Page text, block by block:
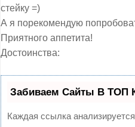
стейку =)
А я порекомендую
Приятного аппетита!
Достоинства:
Забиваем Сайты В ТОП
Каждая ссылка